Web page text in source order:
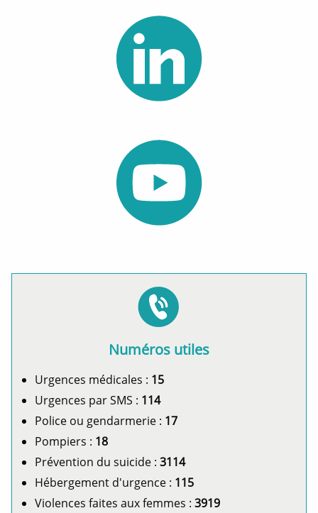
Numéros utiles
Urgences médicales : 15
Urgences par SMS : 114
Police ou gendarmerie : 17
Pompiers : 18
Prévention du suicide : 3114
Hébergement d'urgence : 115
Violences faites aux femmes : 3919